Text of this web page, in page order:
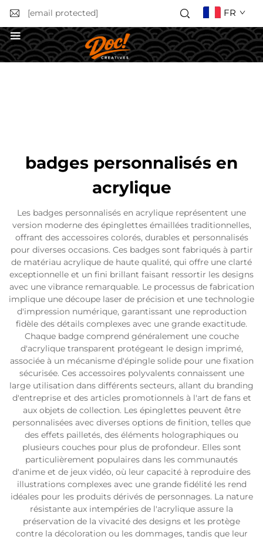
[email protected] FR
badges personnalisés en
acrylique
Les badges personnalisés en acrylique représentent une
version moderne des épinglettes émaillées traditionnelles,
offrant des accessoires colorés, durables et personnalisés
pour diverses occasions. Ces badges sont fabriqués à partir
de matériau acrylique de haute qualité, qui offre une clarté
exceptionnelle et un fini brillant faisant ressortir les designs
avec une vibrance remarquable. Le processus de fabrication
implique une découpe laser de précision et une technologie
d'impression numérique, garantissant une reproduction
fidèle des détails complexes avec une grande exactitude.
Chaque badge comprend généralement une couche
d'acrylique transparent protégeant le design imprimé,
associée à un mécanisme d'épingle solide pour une fixation
sécurisée. Ces accessoires polyvalents connaissent une
large utilisation dans différents secteurs, allant du branding
d'entreprise et des articles promotionnels à l'art de fans et
aux objets de collection. Les épinglettes peuvent être
personnalisées avec diverses options de finition, telles que
des effets pailletés, des éléments holographiques ou
plusieurs couches pour plus de profondeur. Elles sont
particulièrement populaires dans les communautés
d'anime et de jeux vidéo, où leur capacité à reproduire des
illustrations complexes avec une grande fidélité les rend
idéales pour les produits dérivés de personnages. La nature
résistante aux intempéries de l'acrylique assure la
préservation de la vivacité des designs et les protège
contre la décoloration ou les dommages, tandis que leur